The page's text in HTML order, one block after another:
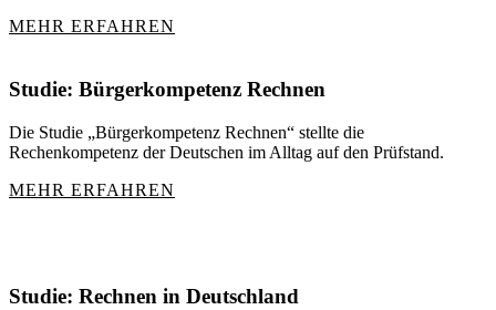
MEHR ERFAHREN
Studie: Bürgerkompetenz Rechnen
Die Studie „Bürgerkompetenz Rechnen“ stellte die
Rechenkompetenz der Deutschen im Alltag auf den Prüfstand.
MEHR ERFAHREN
Studie: Rechnen in Deutschland